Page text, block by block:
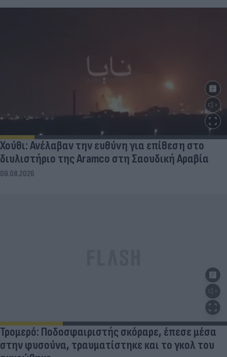
Χούθι: Ανέλαβαν την ευθύνη για επίθεση στο
διυλιστήριο της Aramco στη Σαουδική Αραβία
09.08.2026
Τρομερό: Ποδοσφαιριστής σκόραρε, έπεσε μέσα
στην φυσούνα, τραυματίστηκε και το γκολ του